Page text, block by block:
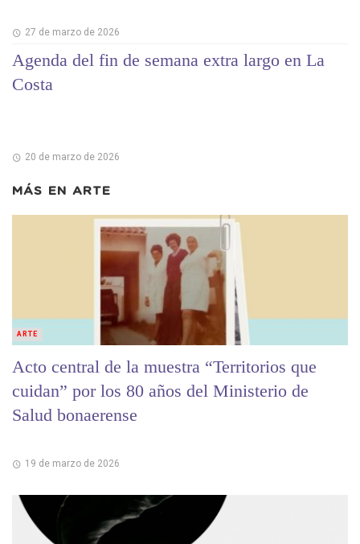
27 de marzo de 2026
Agenda del fin de semana extra largo en La
Costa
20 de marzo de 2026
MÁS EN ARTE
Acto central de la muestra “Territorios que
cuidan” por los 80 años del Ministerio de
Salud bonaerense
19 de marzo de 2026
ARTE